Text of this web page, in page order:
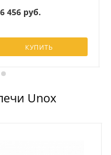
456руб.
КУПИТЬ
Unox